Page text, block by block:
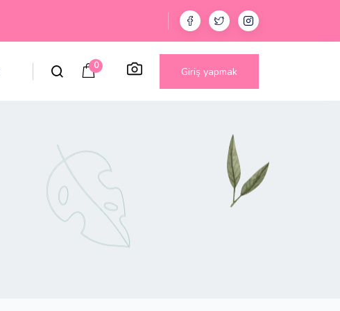
0 Giriş yapmak